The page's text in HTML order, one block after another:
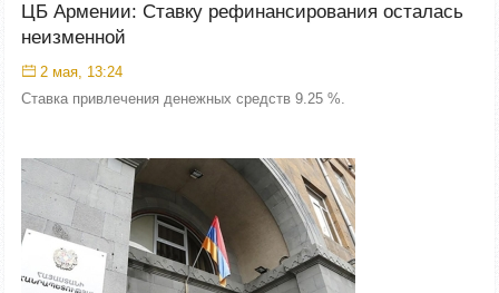
ЦБ Армении: Ставку рефинансирования осталась
неизменной
2 мая, 13:24
Ставка привлечения денежных средств 9.25 %.